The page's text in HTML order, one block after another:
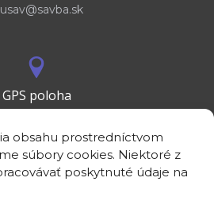
obsahu prostredníctvom
súbory cookies. Niektoré z
poskytnuté údaje na
GPS poloha